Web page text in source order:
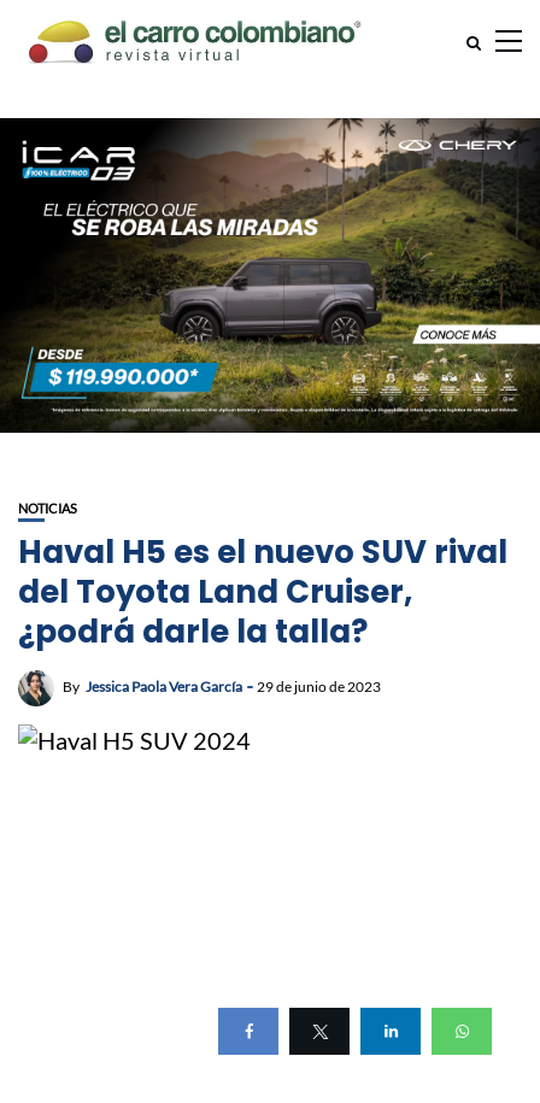
NOTICIAS
Haval H5 es el nuevo SUV rival
del Toyota Land Cruiser,
¿podrá darle la talla?
By Jessica Paola Vera García 29 de junio de 2023